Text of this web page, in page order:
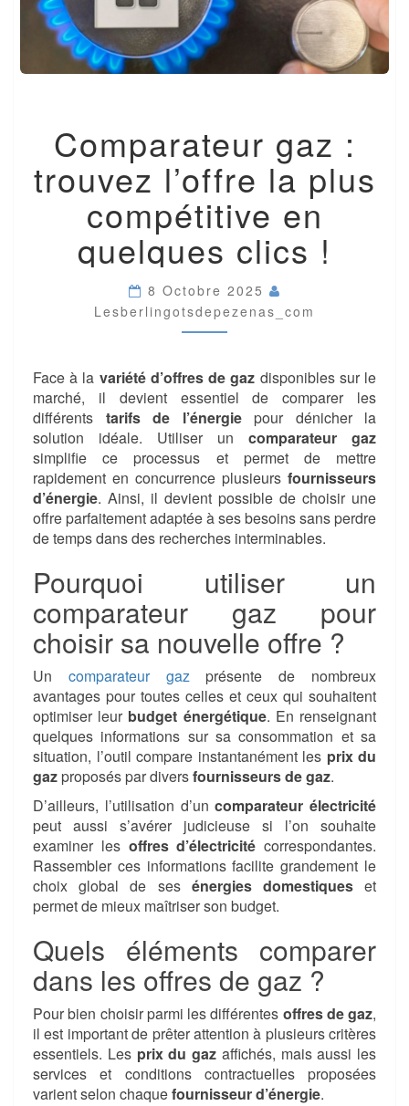
GAZ
:
TROUVEZ
L’OFFRE
LA
PLUS
COMPÉTITIVE
EN
CLICS
!
Comparateur gaz :
trouvez l’offre la plus
compétitive en
quelques clics !
8 Octobre 2025
Lesberlingotsdepezenas_com
Face à la variété d’offres de gaz disponibles sur le
marché, il devient essentiel de comparer les
différents tarifs de l’énergiepour dénicher la
solution idéale. Utiliser un comparateur gaz
simplifie ce processus et permet de mettre
rapidement en concurrence plusieurs fournisseurs
d’énergie. Ainsi, il devient possible de choisir une
offre parfaitement adaptée à ses besoins sans perdre
de temps dans des recherches interminables.
Pourquoi utiliser un
comparateur gaz pour
choisir sa nouvelle offre ?
Un comparateur gazprésente de nombreux
avantages pour toutes celles et ceux qui souhaitent
optimiser leur budget énergétique. En renseignant
quelques informations sur sa consommation et sa
situation, l’outil compare instantanément les prix du
gaz proposés par diversfournisseurs de gaz.
D’ailleurs, l’utilisation d’uncomparateur électricité
peut aussi s’avérer judicieuse si l’on souhaite
examiner les offres d’électricité correspondantes.
Rassembler ces informations facilite grandement le
choix global de ses énergies domestiqueset
permet de mieux maîtriser son budget.
Quels éléments comparer
dans les offres de gaz ?
Pour bien choisir parmi les différentes offres de gaz,
il est important de prêter attention à plusieurs critères
essentiels. Les prix du gaz affichés, mais aussi les
services et conditions contractuelles proposées
varient selon chaquefournisseur d’énergie.